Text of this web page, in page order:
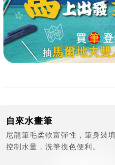
自來水畫筆
尼龍筆毛柔軟富彈性，筆身裝
控制水量，洗筆換色便利。